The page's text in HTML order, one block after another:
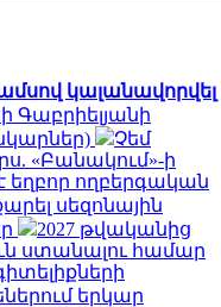
կալանավորվել
Գաբրիելյանի
Չեմ
«Բանակում»-ի
եղբոր ողբերգական
սեզոնային
2027 թվականից
ստանալու համար
երկար